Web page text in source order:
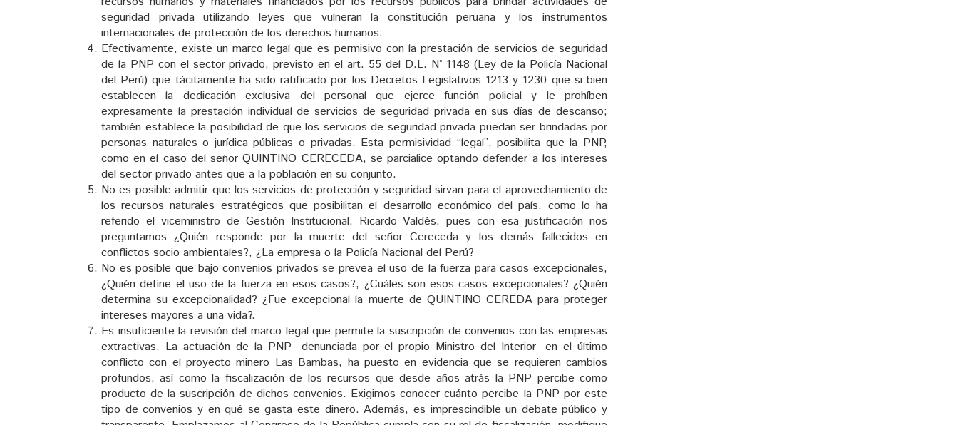
seguridad privada utilizando leyes que vulneran la constitución peruana y los instrumentos
internacionales de protección de los derechos humanos.
Efectivamente, existe un marco legal que es permisivo con la prestación de servicios de seguridad
de la PNP con el sector privado, previsto en el art. 55 del D.L. N° 1148 (Ley de la Policía Nacional
del Perú) que tácitamente ha sido ratificado por los Decretos Legislativos 1213 y 1230 que si bien
establecen la dedicación exclusiva del personal que ejerce función policial y le prohíben
expresamente la prestación individual de servicios de seguridad privada en sus días de descanso;
también establece la posibilidad de que los servicios de seguridad privada puedan ser brindadas por
personas naturales o jurídica públicas o privadas. Esta permisividad “legal”, posibilita que la PNP,
como en el caso del señor QUINTINO CERECEDA, se parcialice optando defender a los intereses
del sector privado antes que a la población en su conjunto.
No es posible admitir que los servicios de protección y seguridad sirvan para el aprovechamiento de
los recursos naturales estratégicos que posibilitan el desarrollo económico del país, como lo ha
referido el viceministro de Gestión Institucional, Ricardo Valdés, pues con esa justificación nos
preguntamos ¿Quién responde por la muerte del señor Cereceda y los demás fallecidos en
conflictos socio ambientales?, ¿La empresa o la Policía Nacional del Perú?
No es posible que bajo convenios privados se prevea el uso de la fuerza para casos excepcionales,
¿Quién define el uso de la fuerza en esos casos?, ¿Cuáles son esos casos excepcionales? ¿Quién
determina su excepcionalidad? ¿Fue excepcional la muerte de QUINTINO CEREDA para proteger
intereses mayores a una vida?.
Es insuficiente la revisión del marco legal que permite la suscripción de convenios con las empresas
extractivas. La actuación de la PNP -denunciada por el propio Ministro del Interior- en el último
conflicto con el proyecto minero Las Bambas, ha puesto en evidencia que se requieren cambios
profundos, así como la fiscalización de los recursos que desde años atrás la PNP percibe como
producto de la suscripción de dichos convenios. Exigimos conocer cuánto percibe la PNP por este
tipo de convenios y en qué se gasta este dinero. Además, es imprescindible un debate público y